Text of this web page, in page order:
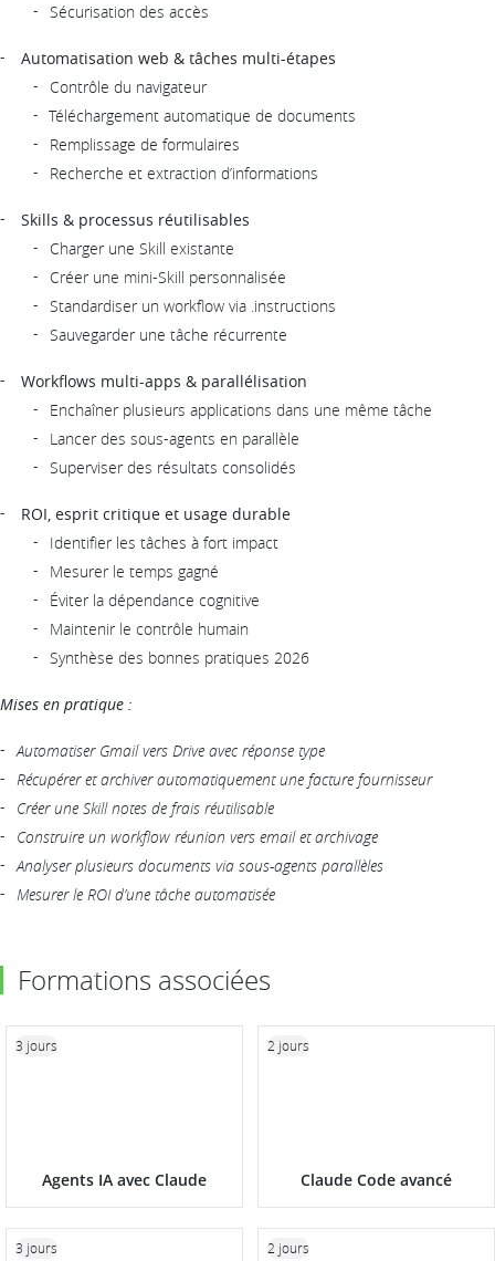
Sécurisation des accès
Automatisation web & tâches multi-étapes
Contrôle du navigateur
Téléchargement automatique de documents
Remplissage de formulaires
Recherche et extraction d’informations
Skills & processus réutilisables
Charger une Skill existante
Créer une mini-Skill personnalisée
Standardiser un workflow via .instructions
Sauvegarder une tâche récurrente
Workflows multi-apps & parallélisation
Enchaîner plusieurs applications dans une même tâche
Lancer des sous-agents en parallèle
Superviser des résultats consolidés
ROI, esprit critique et usage durable
Identifier les tâches à fort impact
Mesurer le temps gagné
Éviter la dépendance cognitive
Maintenir le contrôle humain
Synthèse des bonnes pratiques 2026
Mises en pratique :
Automatiser Gmail vers Drive avec réponse type
Récupérer et archiver automatiquement une facture fournisseur
Créer une Skill notes de frais réutilisable
Construire un workflow réunion vers email et archivage
Analyser plusieurs documents via sous-agents parallèles
Mesurer le ROI d’une tâche automatisée
Formations associées
Agents IA avec Claude
3 jours
Claude Code avancé
2 jours
3 jours 2 jours